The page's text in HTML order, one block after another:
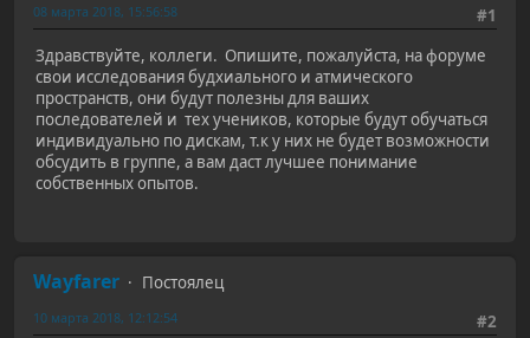
#1
08 марта 2018, 15:56:58
Здравствуйте, коллеги. Опишите, пожалуйста, на форуме
свои исследования будхиального и атмического
пространств, они будут полезны для ваших
последователей и тех учеников, которые будут обучаться
индивидуально по дискам, т.к у них не будет возможности
обсудить в группе, а вам даст лучшее понимание
собственных опытов.
Wayfarer
Постоялец
#2
10 марта 2018, 12:12:54